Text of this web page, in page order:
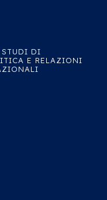
STUDI DI
E RELAZIONI